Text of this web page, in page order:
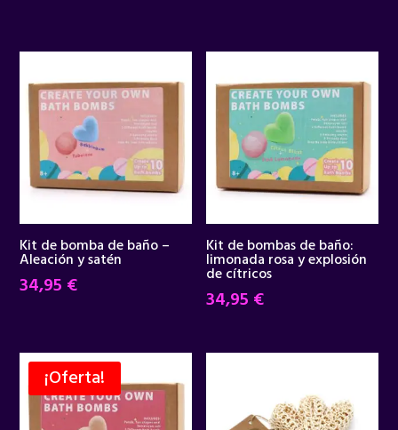
Kit de bomba de baño –
Aleación y satén
34,95 €
Kit de bombas de baño:
limonada rosa y explosión
de cítricos
34,95 €
¡Oferta!